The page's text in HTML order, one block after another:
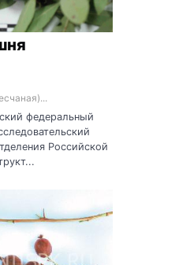
федеральный
Российской